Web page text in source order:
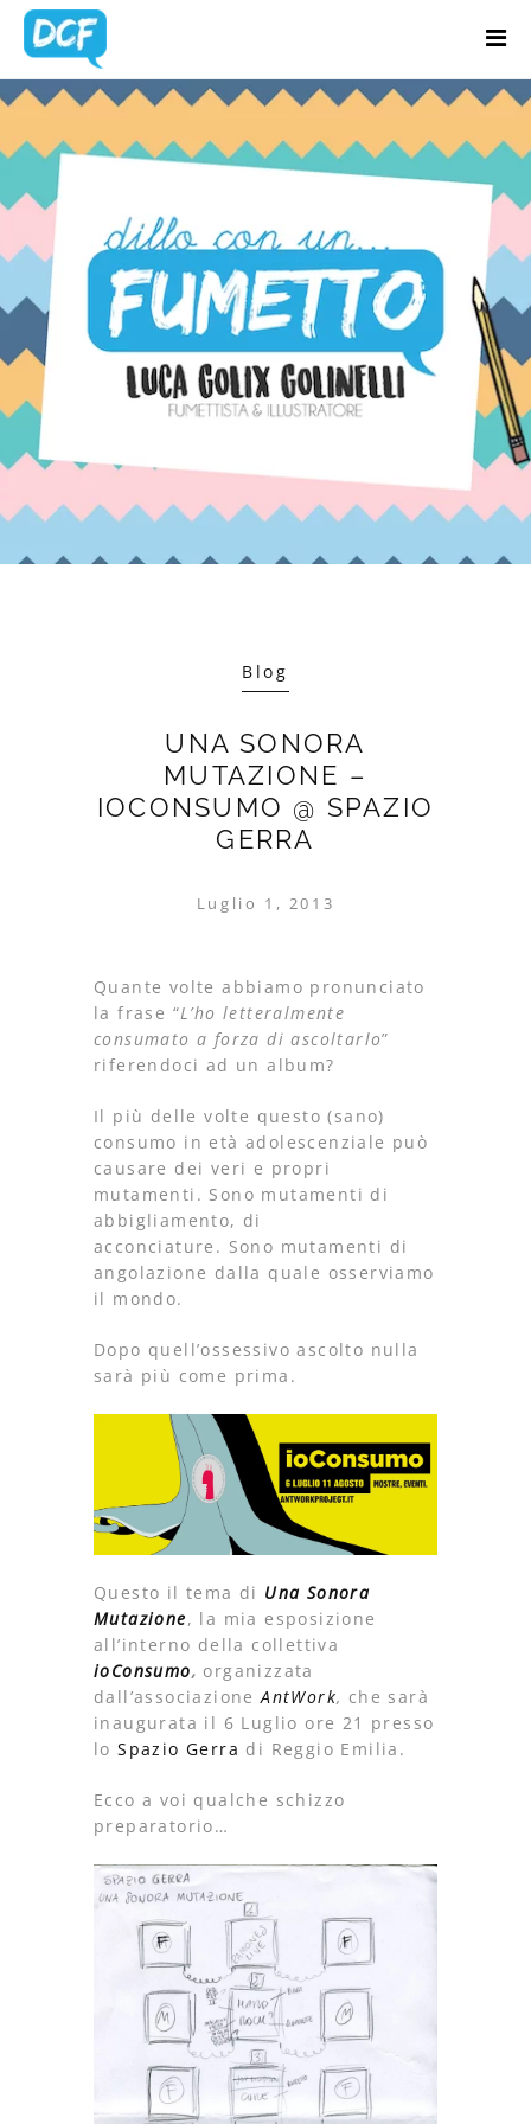
Home
Chi Sono
Regali Creativi
Lavora con me
Portfolio
Blog
Contatti
BLOG UPDATES
Latest news & updates
Blog
UNA SONORA
MUTAZIONE –
IOCONSUMO @ SPAZIO
GERRA
Luglio 1, 2013
Quante volte abbiamo pronunciato
la frase “L’ho letteralmente
consumato a forza di ascoltarlo”
riferendoci ad un album?
Il più delle volte questo (sano)
consumo in età adolescenziale può
causare dei veri e propri
mutamenti. Sono mutamenti di
abbigliamento, di
acconciature. Sono mutamenti di
angolazione dalla quale osserviamo
il mondo.
Dopo quell’ossessivo ascolto nulla
sarà più come prima.
Questo il tema di Una Sonora
Mutazione, la mia esposizione
all’interno della collettiva
ioConsumo, organizzata
dall’associazioneAntWork, che sarà
inaugurata il 6 Luglio ore 21 presso
loSpazio Gerra di Reggio Emilia.
Ecco a voi qualche schizzo
preparatorio…